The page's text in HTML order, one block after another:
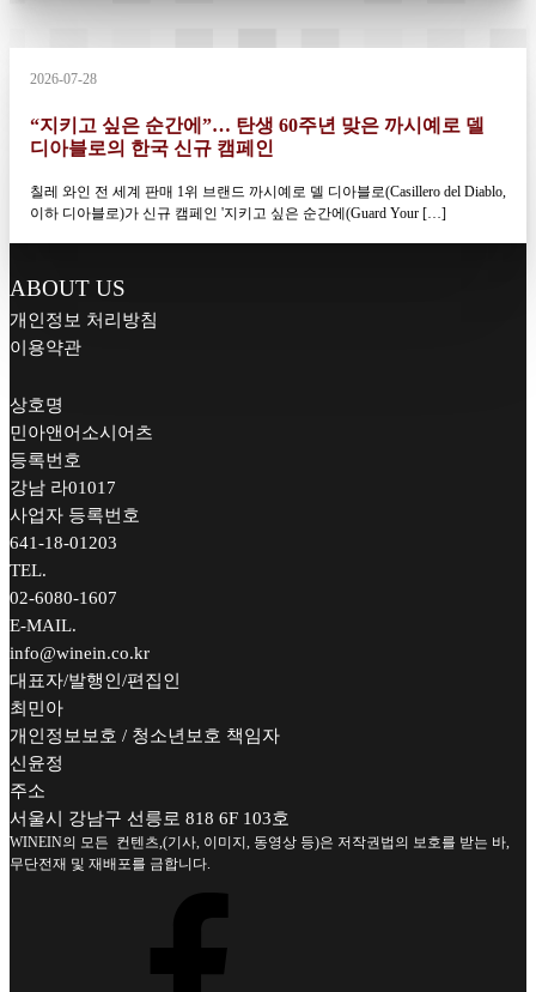
2026-07-28
“지키고 싶은 순간에”… 탄생 60주년 맞은 까시예로 델
디아블로의 한국 신규 캠페인
칠레 와인 전 세계 판매 1위 브랜드 까시예로 델 디아블로(Casillero del Diablo,
이하 디아블로)가 신규 캠페인 '지키고 싶은 순간에(Guard Your […]
ABOUT US
개인정보 처리방침
이용약관
상호명
민아앤어소시어츠
등록번호
강남 라01017
사업자 등록번호
641-18-01203
TEL.
02-6080-1607
E-MAIL.
info@winein.co.kr
대표자/발행인/편집인
최민아
개인정보보호 / 청소년보호 책임자
신윤정
주소
서울시 강남구 선릉로 818 6F 103호
WINEIN의 모든 컨텐츠,(기사, 이미지, 동영상 등)은 저작권법의 보호를 받는 바,
무단전재 및 재배포를 금합니다.